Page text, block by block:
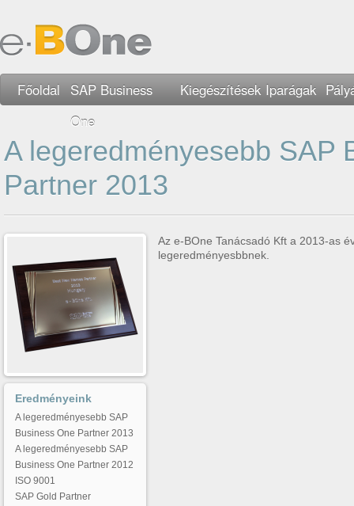
Főoldal
SAP Business
One
Kiegészítések Iparágak
A legeredményesebb SAP
Partner 2013
Az e-BOne Tanácsadó Kft a 2013-as
legeredményesbbnek.
Eredményeink
A legeredményesebb SAP
Business One Partner 2013
A legeredményesebb SAP
Business One Partner 2012
ISO 9001
SAP Gold Partner